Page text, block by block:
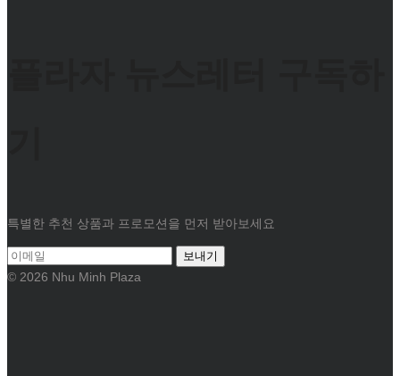
특별한 추천 상품과 프로모션을 먼저 받아보세요
보내기
© 2026 Nhu Minh Plaza